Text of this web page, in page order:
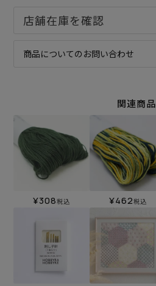
商品についてのお問い合わせ
関連商品
¥308税込 ¥462税込